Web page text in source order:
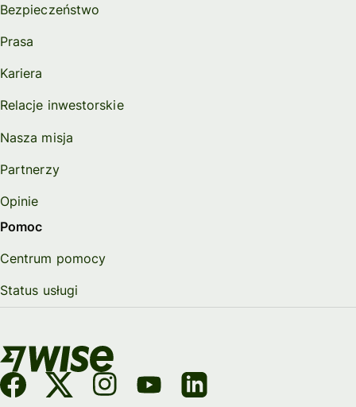
Bezpieczeństwo
Prasa
Kariera
Relacje inwestorskie
Nasza misja
Partnerzy
Opinie
Pomoc
Centrum pomocy
Status usługi